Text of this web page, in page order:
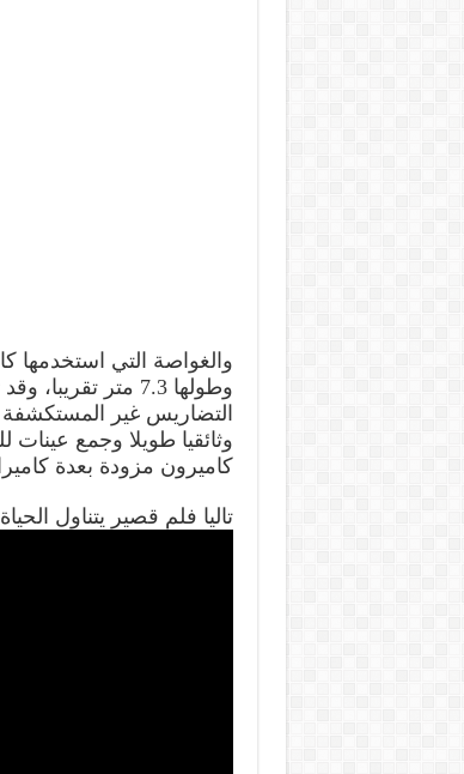
والغواصة التي استخدمها
وطولها 7.3 متر
التضاريس غير المستكشفة
وثائقيا طويلا وجمع
كاميرون مزودة بعدة
تاليا فلم قصير يتناول